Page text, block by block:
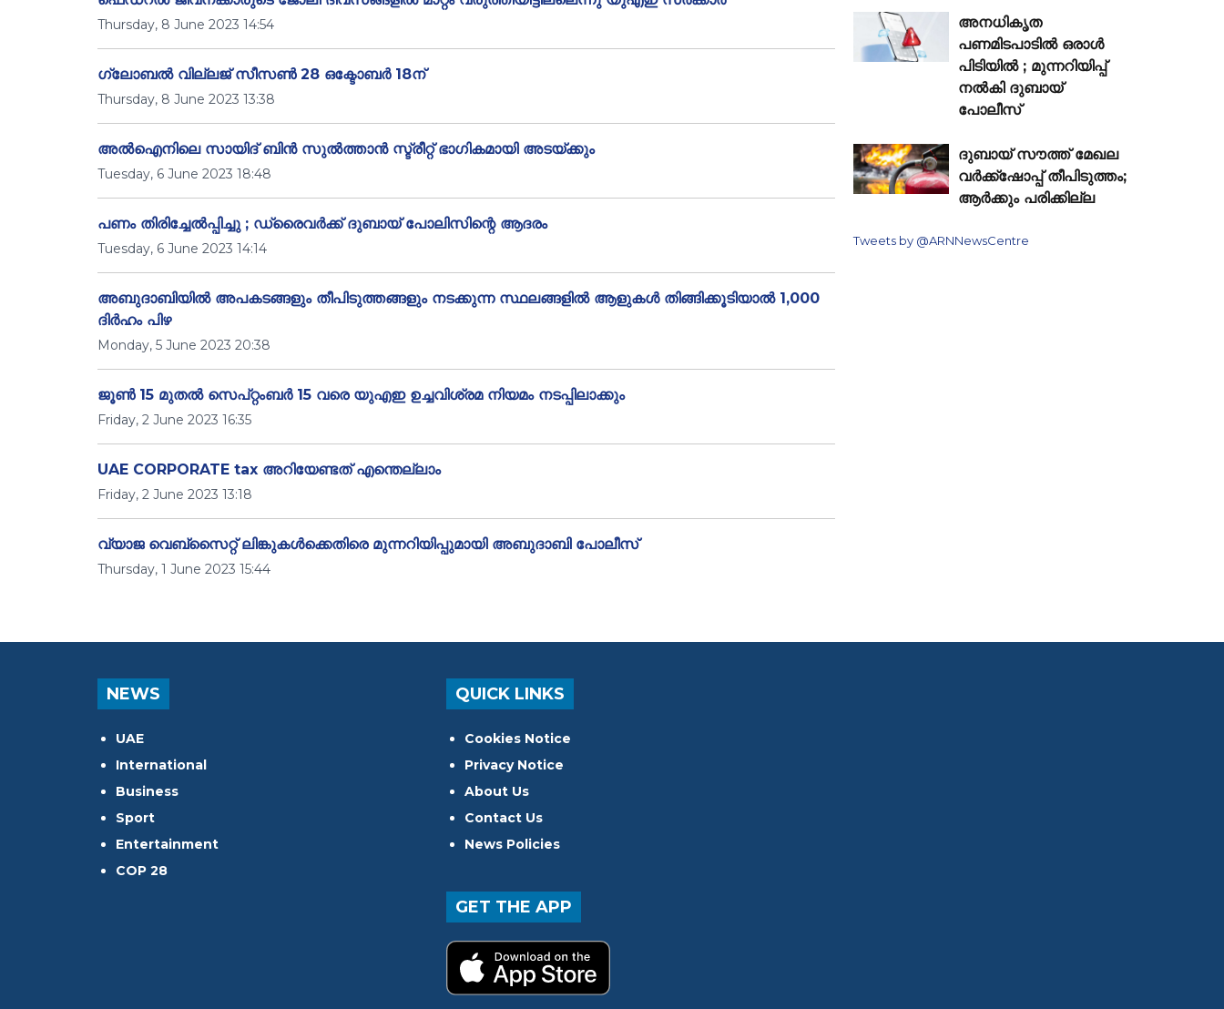
Thursday, 8 June 2023 14:54
ഗ്ലോബൽ വില്ലജ് സീസൺ 28 ഒക്ടോബർ 18ന്
Thursday, 8 June 2023 13:38
അൽഐനിലെ സായിദ് ബിൻ സുൽത്താൻ സ്ട്രീറ്റ് ഭാഗികമായി അടയ്ക്കും
Tuesday, 6 June 2023 18:48
പണം തിരിച്ചേൽപ്പിച്ചു ; ഡ്രൈവർക്ക് ദുബായ് പോലിസിന്റെ ആദരം
Tuesday, 6 June 2023 14:14
അബുദാബിയിൽ അപകടങ്ങളും തീപിടുത്തങ്ങളും നടക്കുന്ന സ്ഥലങ്ങളിൽ ആളുകൾ തിങ്ങിക്കൂടിയാൽ 1,000
ദിർഹം പിഴ
Monday, 5 June 2023 20:38
ജൂൺ 15 മുതൽ സെപ്റ്റംബർ 15 വരെ യുഎഇ ഉച്ചവിശ്രമ നിയമം നടപ്പിലാക്കും
Friday, 2 June 2023 16:35
UAE CORPORATE tax അറിയേണ്ടത് എന്തെല്ലാം
Friday, 2 June 2023 13:18
വ്യാജ വെബ്‌സൈറ്റ് ലിങ്കുകൾക്കെതിരെ മുന്നറിയിപ്പുമായി അബുദാബി പോലീസ്
Thursday, 1 June 2023 15:44
അനധികൃത
പണമിടപാടിൽ ഒരാൾ
പിടിയിൽ ; മുന്നറിയിപ്പ്
നൽകി ദുബായ്
പോലീസ്
ദുബായ് സൗത്ത് മേഖല
വർക്ക്‌ഷോപ്പ് തീപിടുത്തം;
ആർക്കും പരിക്കില്ല
Tweets by @ARNNewsCentre
NEWS
UAE
International
Business
Sport
Entertainment
COP 28
QUICK LINKS
Cookies Notice
Privacy Notice
About Us
Contact Us
News Policies
GET THE APP